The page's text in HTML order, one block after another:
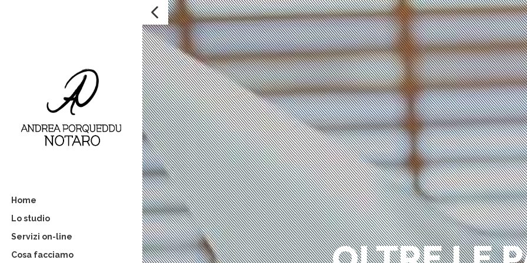
Home
Lo studio
Servizi on-line
Cosa facciamo